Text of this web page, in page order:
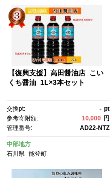
【復興支援】高田醤油店 こい
くち醤油 1L×3本セット
交換pt: - pt
参考寄附額:
10,000 円
管理番号:
AD22-NTZ
中部地方
石川県
能登町